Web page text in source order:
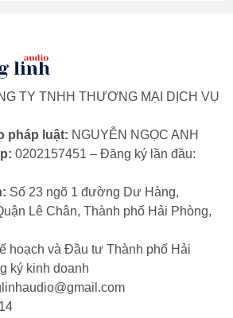
với iKF R1 – Tự do thưởng thức âm
Âm Thông Minh trên iKF
chế độ xuyên âm, cho phép bạn
xung quanh mà không cần tháo
đặc biệt hữu ích khi trò
ở nơi đông đúc. Đây là sự cân
an toàn và giải trí.
TY TNHH THƯƠNG MẠI DỊCH VỤ
pháp luật: NGUYỄN NGỌC ANH
0202157451 – Đăng ký lần đầu:
Số 23 ngõ 1 đường Dư Hàng,
Lê Chân, Thành phố Hải Phòng,
hoạch và Đầu tư Thành phố Hải
ký kinh doanh